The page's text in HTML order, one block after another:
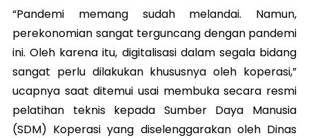
“Pandemi memang sudah melandai. Namun,
perekonomian sangat terguncang dengan pandemi
ini. Oleh karena itu, digitalisasi dalam segala bidang
sangat perlu dilakukan khususnya oleh koperasi,”
ucapnya saat ditemui usai membuka secara resmi
pelatihan teknis kepada Sumber Daya Manusia
(SDM) Koperasi yang diselenggarakan oleh Dinas